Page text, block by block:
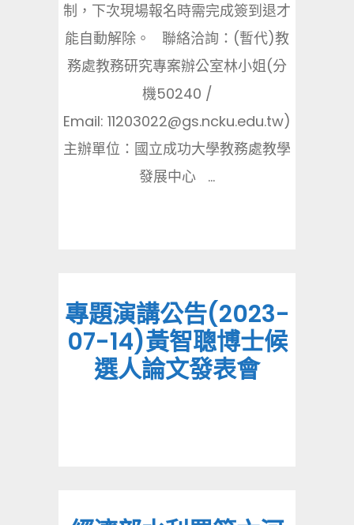
制，下次現場報名時需完成簽到退才
能自動解除。 聯絡洽詢：(暫代)教
務處教務研究專案辦公室林小姐(分
機50240 /
Email: 11203022@gs.ncku.edu.tw)
主辦單位：國立成功大學教務處教學
發展中心 ...
專題演講公告(2023-
07-14)黃智聰博士候
選人論文發表會